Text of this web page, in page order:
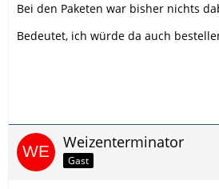
Bei den Paketen war bisher nichts
Bedeutet, ich würde da auch
Weizenterminator
Gast